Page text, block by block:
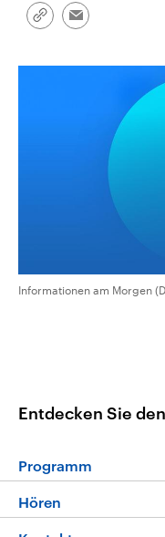
Hintergründe
Wirtschaftlich und
gehören die
den mächtigsten
mit großem Einfluss auf
aktuelle Weltgeschehen.
Link
Email
Informationen am Morgen
Entdecken Sie
Programm
Programm
Hören
Livestream